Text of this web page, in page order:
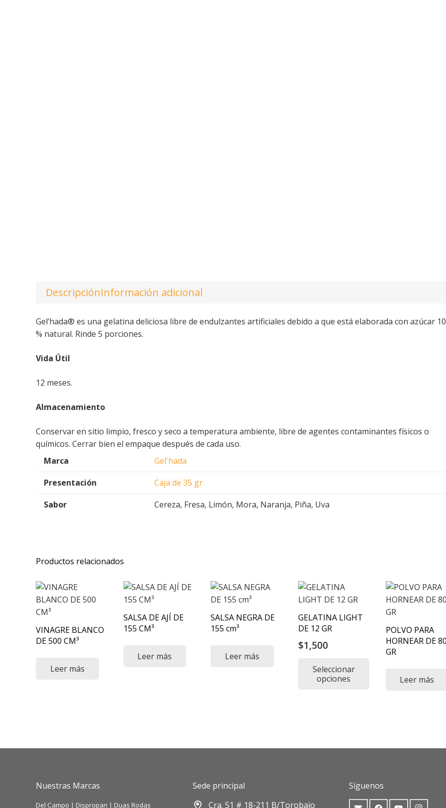
DescripciónInformación adicional
Gel’hada® es una gelatina deliciosa libre de endulzantes artificiales debido a que está elaborada con azúcar
% natural. Rinde 5 porciones.
Vida Útil
12 meses.
Almacenamiento
Conservar en sitio limpio, fresco y seco a temperatura ambiente, libre de agentes contaminantes físicos o
químicos. Cerrar bien el empaque después de cada uso.
Marca
Gel'hada
Presentación
Caja de 35 gr
Sabor
Cereza, Fresa, Limón, Mora, Naranja, Piña, Uva
Productos relacionados
VINAGRE BLANCO
DE 500 CM³
Leer más
SALSA DE AJÍ DE
155 CM³
Leer más
SALSA NEGRA DE
155 cm³
Leer más
GELATINA LIGHT
DE 12 GR
$1,500
Seleccionar
opciones
POLVO PARA
HORNEAR DE
GR
Leer más
Nuestras Marcas
Del Campo | Dispropan | Duas Rodas
Sede principal
Cra. 51 # 18-211 B/Torobajo
Síguenos